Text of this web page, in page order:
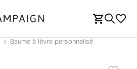
Baume à lèvre personnalisé